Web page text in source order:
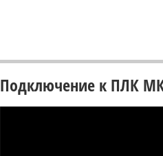
Подключение к ПЛК